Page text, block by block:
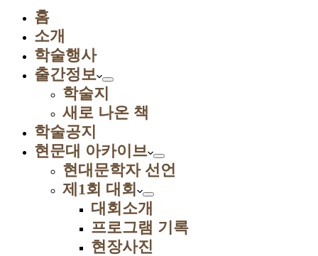
홈
소개
학술행사
출간정보
학술지
새로 나온 책
학술공지
현문대 아카이브
현대문학자 선언
제1회 대회
대회소개
프로그램 기록
현장사진